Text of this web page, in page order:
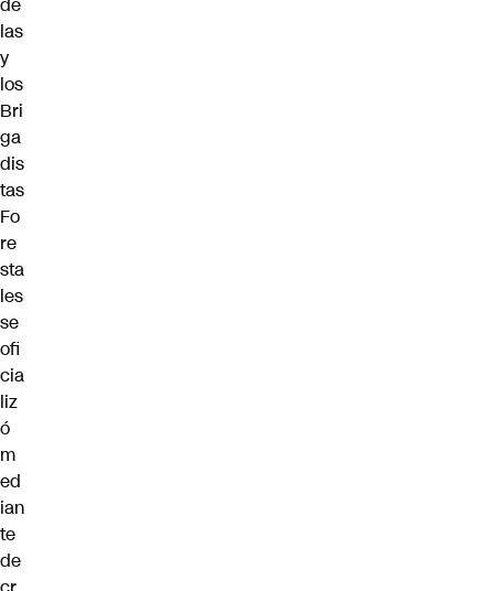
las
y
los
Bri
ga
dis
tas
Fo
re
sta
les
se
ofi
cia
liz
ó
m
ed
ian
te
de